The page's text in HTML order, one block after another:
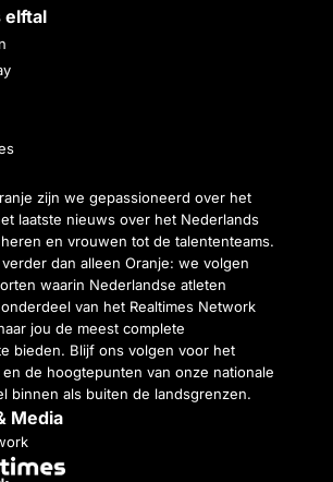
elftal
zijn we gepassioneerd over het
laatste nieuws over het Nederlands
en vrouwen tot de talententeams.
dan alleen Oranje: we volgen
waarin Nederlandse atleten
van het Realtimes Network
jou de meest complete
bieden. Blijf ons volgen voor het
de hoogtepunten van onze nationale
binnen als buiten de landsgrenzen.
Media